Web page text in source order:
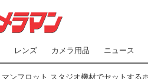
レンズ カメラ用品 ニュース